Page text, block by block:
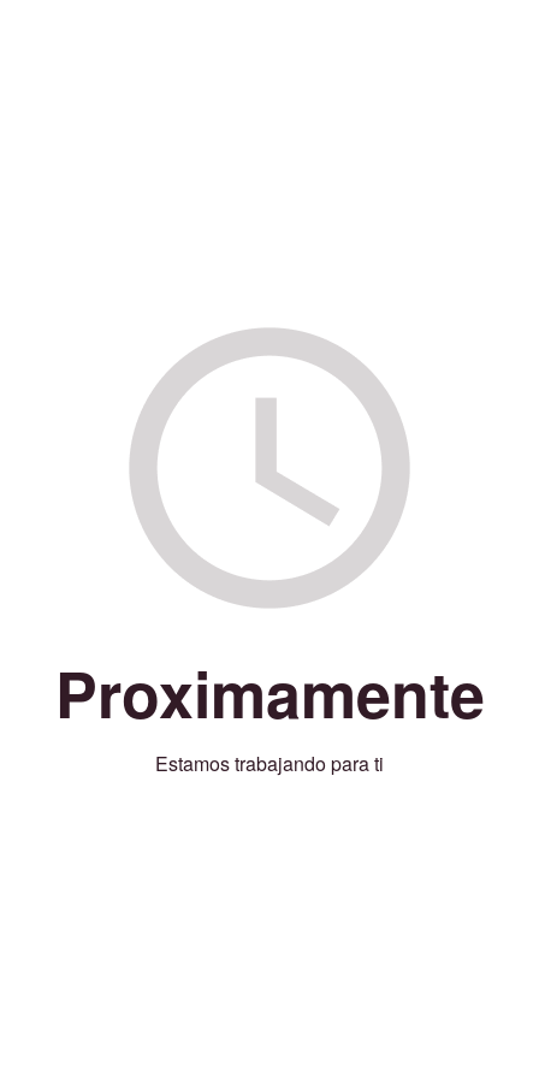
Proximamente
Estamos trabajando para ti